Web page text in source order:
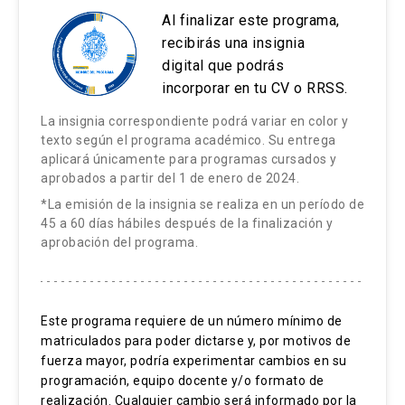
talento en el contexto de la transformación digital.
Desarrollo de talentos en el contexto de la
transformación digital.
transformación digital.
Estrategias Metodológicas:
El curso está constituido de seis clases e-
learning que son publicadas en pares durante
centrado en el estudiante, que busca generar
motivación y facilitar el aprendizaje. En cada
clase están siempre los contenidos,
evaluaciones con retroalimentación, instancias de
como nota final una calificación inferior a cuatro
(4,0).
El alumno que no cumpla con una de estas
exigencias reprueba automáticamente sin
posibilidad de ningún tipo de certificación.
Al finalizar este programa,
recibirás una insignia
digital que podrás
incorporar en tu CV o RRSS.
La insignia correspondiente podrá variar en color y
texto según el programa académico. Su entrega
aplicará únicamente para programas cursados y
aprobados a partir del 1 de enero de 2024.
*La emisión de la insignia se realiza en un período de
45 a 60 días hábiles después de la finalización y
aprobación del programa.
Este programa requiere de un número mínimo de
matriculados para poder dictarse y, por motivos de
fuerza mayor, podría experimentar cambios en su
programación, equipo docente y/o formato de
realización. Cualquier cambio será informado por la